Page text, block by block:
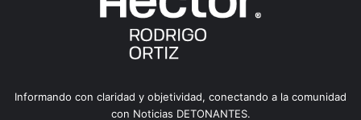
Informando con claridad y objetividad, conectando a la comunidad
con Noticias DETONANTES.